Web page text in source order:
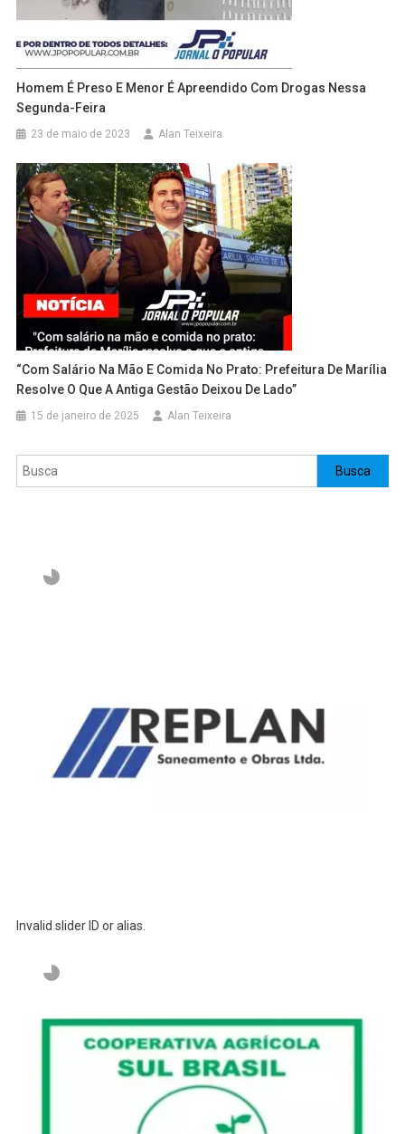
Homem É Preso E Menor É Apreendido Com Drogas Nessa
Segunda-Feira
23 de maio de 2023 Alan Teixeira
“Com Salário Na Mão E Comida No Prato: Prefeitura De Marília
Resolve O Que A Antiga Gestão Deixou De Lado”
15 de janeiro de 2025 Alan Teixeira
Pesquisar Busca
Invalid slider ID or alias.